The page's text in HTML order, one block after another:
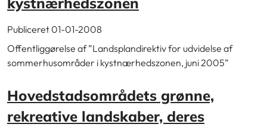
Publiceret 01-01-2008
Offentliggørelse af ”Landsplandirektiv for udvidelse af
sommerhusområder i kystnærhedszonen, juni 2005”
Hovedstadsområdets grønne,
rekreative landskaber, deres